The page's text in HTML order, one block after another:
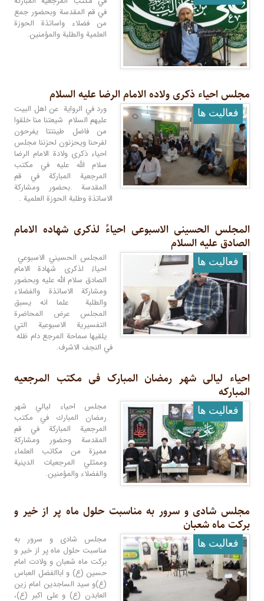
في قم المقدسة وبحضور جمع
من فضلاء واساتذة الحوزة
العلمية والطلبة والمؤمنين.
مجلس احیاء ذکرى ولاده الامام الرضا علیه السلام
فعالیت ها
ورد في الرواية عن اهل البيت
عليهم السلام شيعتنا منا خلقوا
من فاضل طينتتا يفرحون
لفرحنا ويحزنون لحزننا مجلس
احياء ذكرى ولادة الامام الرضا
سلام الله عليه في مكتب
المرجعية المباركة في قم
المقدسة .بحضور ومشاركة
الاساتذة وطلبة الحوزة العلمية .
المجلس الحسینی الاسبوعی احیاءً لذکرى شهاده الامام
الصادق علیه السلام
فعالیت ها
المجلس الحسيني الاسبوعي
احياءً لذكرى شهادة الامام
الصادق سلام الله عليه وبحضور
ومشاركة الاساتذة والفضلاء
والطلبة علما انه يسبق
المجلس عرض المحاضرة
التفسيرية الاسبوعية التي
يلقيها سماحة المرجع دام ظله
في النجف الاشرف.
احیاء لیالی شهر رمضان المبارک فی مکتب المرجعیه
المبارکه
فعالیت ها
مجلس احياء ليالي شهر
رمضان المبارك في مكتب
المرجعية المباركة في قم
المقدسة وحضور ومشاركة
مميزة من مكاتب العلماء
وممثلي المرجعيات الدينية
والفضلاء والمؤمنين.
مجلس شادی و سرور به مناسبت حلول ماه پر از خیر و
برکت ماه شعبان
فعالیت ها
مجلس شادی و سرور به
مناسبت حلول ماه پر از خیر و
برکت ماه شعبان و ولادت امام
حسین (ع) و اباالفضل العباس
(ع)و سید الساجدین امام زین
العابدن (ع) و علی اکبر (ع)،